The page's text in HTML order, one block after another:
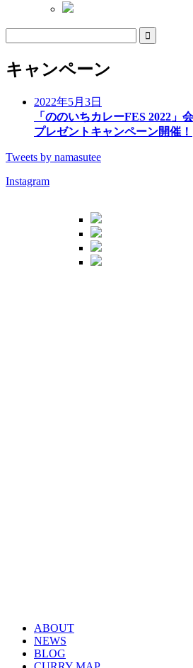
キャンペーン
2022年5月3日
「ののいちカレーFES 2022」
プレゼントキャンペーン開催！
Tweets by namasutee
Instagram
ABOUT
NEWS
BLOG